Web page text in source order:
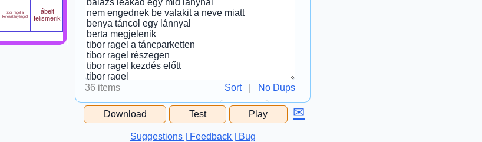
tibor ragel a
keresztényésgről
ábelt
felismerik
36 items Sort| No Dups
Free Space Cell
Free Space Content
Download Test Play ✉
Suggestions | Feedback | Bug